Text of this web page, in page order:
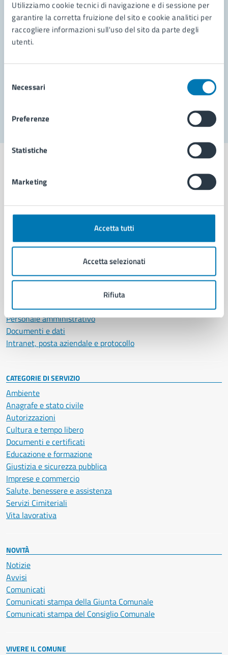
Utilizziamo cookie tecnici di navigazione e di sessione per
garantire la corretta fruizione del sito e cookie analitici per
raccogliere informazioni sull'uso del sito da parte degli
utenti.
delNecessari
Preferenze
Statistiche
Marketing
Accetta tutti
Accetta selezionati
Rifiuta
Leggi le domande frequenti
Richiedi assistenza
Aree amministrative
Uffici
Politici
Personale amministrativo
Documenti e dati
Intranet, posta aziendale e protocollo
CATEGORIE DI SERVIZIO
Ambiente
Anagrafe e stato civile
Autorizzazioni
Cultura e tempo libero
Documenti e certificati
Educazione e formazione
Giustizia e sicurezza pubblica
Imprese e commercio
Salute, benessere e assistenza
Servizi Cimiteriali
Vita lavorativa
NOVITÀ
Notizie
Avvisi
Comunicati
Comunicati stampa della Giunta Comunale
Comunicati stampa del Consiglio Comunale
VIVERE IL COMUNE